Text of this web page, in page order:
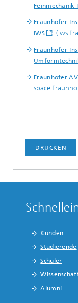
Feinmechanik
Fraunhofer-
IWS
Fraunhofer-
Fraunhofer
DRUCKEN
Kunden
Studierende
Schüler
Alumni